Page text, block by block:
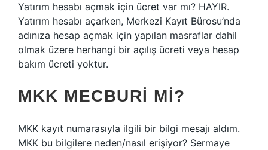
Yatırım hesabı açmak için ücret var mı? HAYIR.
Yatırım hesabı açarken, Merkezi Kayıt Bürosu’nda
adınıza hesap açmak için yapılan masraflar dahil
olmak üzere herhangi bir açılış ücreti veya hesap
bakım ücreti yoktur.
MKK MECBURI MI?
MKK kayıt numarasıyla ilgili bir bilgi mesajı aldım.
MKK bu bilgilere neden/nasıl erişiyor? Sermaye